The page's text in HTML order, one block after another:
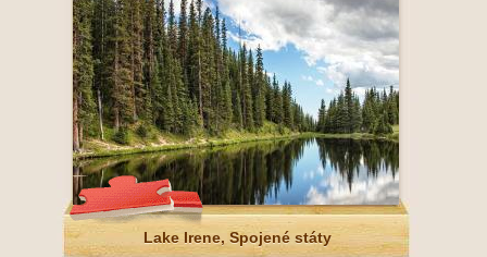
Lake Irene, Spojené státy